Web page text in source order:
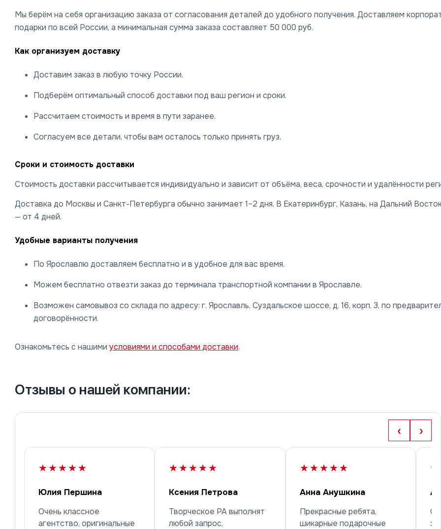
Мы берём на себя организацию заказа от согласования деталей до удобного получения. Доставляем
подарки по всей России, а минимальная сумма заказа составляет 50 000 руб.
Как организуем доставку
Доставим заказ в любую точку России.
Подберём оптимальный способ доставки под ваш регион и сроки.
Рассчитаем стоимость и время в пути заранее.
Согласуем все детали, чтобы вам осталось только принять груз.
Сроки и стоимость доставки
Стоимость доставки рассчитывается индивидуально и зависит от объёма, веса, срочности и удалённости
Доставка до Москвы и Санкт-Петербурга обычно занимает 1–2 дня. В Екатеринбург, Казань, на Дальний
— от 4 дней.
Удобные варианты получения
По Ярославлю доставляем бесплатно и в удобное для вас время.
Можем бесплатно отвезти заказ до терминала транспортной компании в Ярославле.
Возможен самовывоз со склада по адресу: г. Ярославль, Суздальское шоссе, д. 16, корп. 3, по
договорённости.
Ознакомьтесь с нашими условиями и способами доставки.
Отзывы о нашей компании:
‹ ›
★★★★★
Юлия Першина
Очень классное
агентство, оригинальные
★★★★★
Ксения Петрова
Творческое РА выполнят
любой запрос,
★★★★★
Анна Анушкина
Прекрасные ребята,
шикарные подарочные